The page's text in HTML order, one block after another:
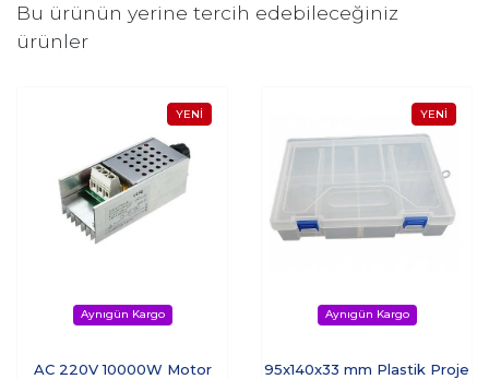
Bu ürünün yerine tercih edebileceğiniz
ürünler
AC 220V 10000W Motor
95x140x33 mm Plastik Proje